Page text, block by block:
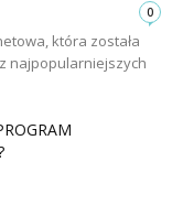
0
która została
najpopularniejszych